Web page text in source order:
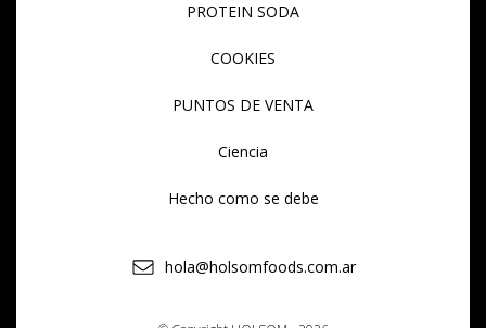
PROTEIN SODA
COOKIES
PUNTOS DE VENTA
Ciencia
Hecho como se debe
hola@holsomfoods.com.ar